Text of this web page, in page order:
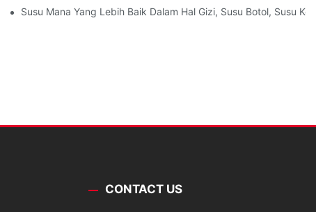
Susu Mana Yang Lebih Baik Dalam Hal Gizi, Susu Botol, Susu
CONTACT US